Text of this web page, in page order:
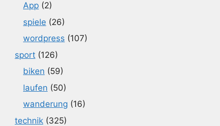
App (2)
spiele (26)
wordpress (107)
sport (126)
biken (59)
laufen (50)
wanderung (16)
technik (325)